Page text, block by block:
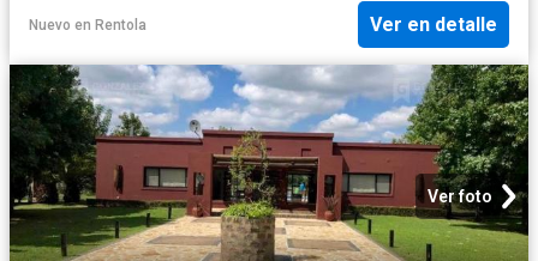
Nuevo en Rentola Ver en detalle
Ver foto